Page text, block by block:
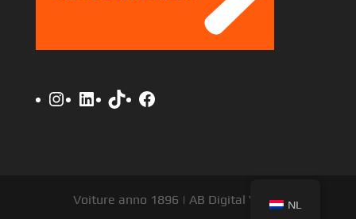
Instagram
LinkedIn
TikTokFacebook
Voiture anno 1896 | AB Digital V.O.F. NL